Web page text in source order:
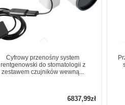
Cyfrowy przenośny system
rentgenowski do stomatologii z
zestawem czujników wewną...
6837,99zł